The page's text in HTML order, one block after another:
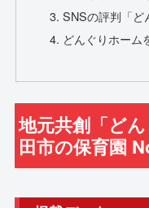
SNSの評判「ど
どんぐりホーム
地元共創「ど
田市の保育園